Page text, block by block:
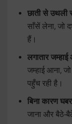
छाती से उथली
साँसें लेना, जो
हैं।
लगातार
जम्हाई आना, जो
पहुँच रही है।
बिना कारण
जाना और बैठे-